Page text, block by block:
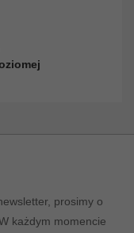
prosimy o
każdym momencie